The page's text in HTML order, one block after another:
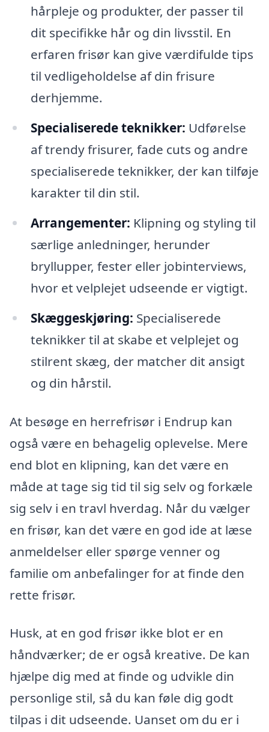
hårpleje og produkter, der passer til
dit specifikke hår og din livsstil. En
erfaren frisør kan give værdifulde tips
til vedligeholdelse af din frisure
derhjemme.
Specialiserede teknikker: Udførelse
af trendy frisurer, fade cuts og andre
specialiserede teknikker, der kan tilføje
karakter til din stil.
Arrangementer: Klipning og styling til
særlige anledninger, herunder
bryllupper, fester eller jobinterviews,
hvor et velplejet udseende er vigtigt.
Skæggeskjøring: Specialiserede
teknikker til at skabe et velplejet og
stilrent skæg, der matcher dit ansigt
og din hårstil.
At besøge en herrefrisør i Endrup kan
også være en behagelig oplevelse. Mere
end blot en klipning, kan det være en
måde at tage sig tid til sig selv og forkæle
sig selv i en travl hverdag. Når du vælger
en frisør, kan det være en god ide at læse
anmeldelser eller spørge venner og
familie om anbefalinger for at finde den
rette frisør.
Husk, at en god frisør ikke blot er en
håndværker; de er også kreative. De kan
hjælpe dig med at finde og udvikle din
personlige stil, så du kan føle dig godt
tilpas i dit udseende. Uanset om du er i